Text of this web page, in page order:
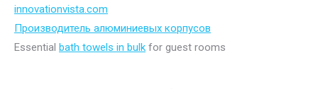
innovationvista.com
Производитель алюминиевых корпусов
Essential bath towels in bulk for guest rooms